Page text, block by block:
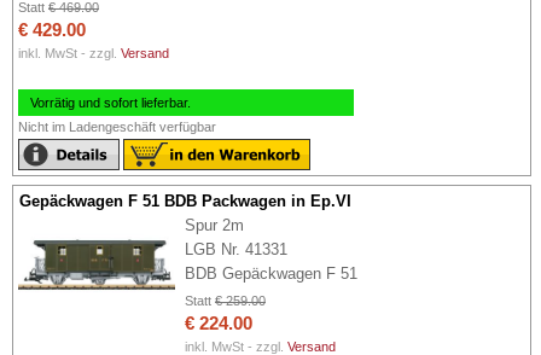
Statt € 469.00
€ 429.00
inkl. MwSt - zzgl. Versand
Vorrätig und sofort lieferbar.
Nicht im Ladengeschäft verfügbar
Gepäckwagen F 51 BDB Packwagen in Ep.VI
Spur 2m
LGB Nr. 41331
BDB Gepäckwagen F 51
Statt € 259.00
€ 224.00
inkl. MwSt - zzgl. Versand